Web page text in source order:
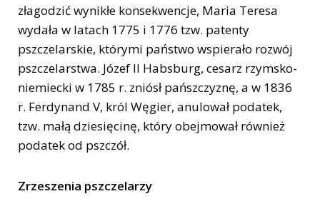
złagodzić wynikłe konsekwencje, Maria Teresa
wydała w latach 1775 i 1776 tzw. patenty
pszczelarskie, którymi państwo wspierało rozwój
pszczelarstwa. Józef II Habsburg, cesarz rzymsko-
niemiecki w 1785 r. zniósł pańszczyznę, a w 1836
r. Ferdynand V, król Węgier, anulował podatek,
tzw. małą dziesięcinę, który obejmował również
podatek od pszczół.
Zrzeszenia pszczelarzy